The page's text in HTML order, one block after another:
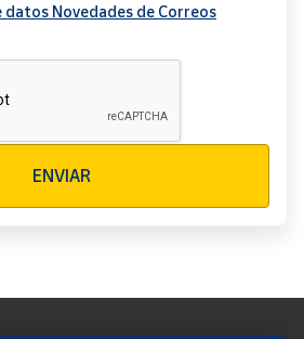
datos Novedades de Correos
ENVIAR